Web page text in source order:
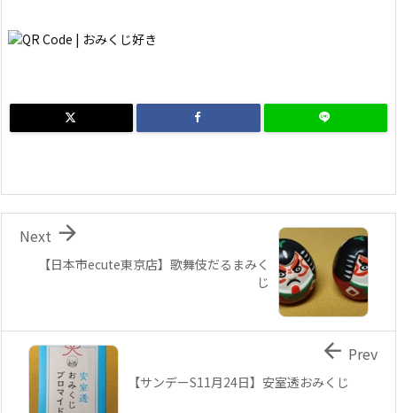
【日本市ecute東京店】歌舞伎だるまみく
じ

Next
【サンデーS11月24日】安室透おみくじ
 Prev